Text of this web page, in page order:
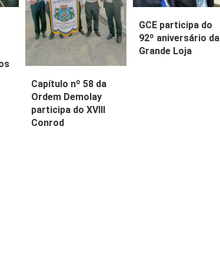
Capítulo nº 58 da
Ordem Demolay
participa do XVIII
Conrod
GCE participa do
92º aniversário da
Grande Loja